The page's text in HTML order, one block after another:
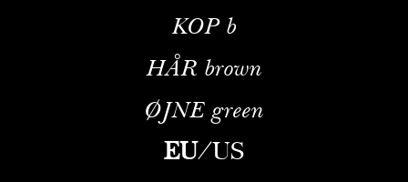
KOP b
HÅR brown
ØJNE green
EU/US